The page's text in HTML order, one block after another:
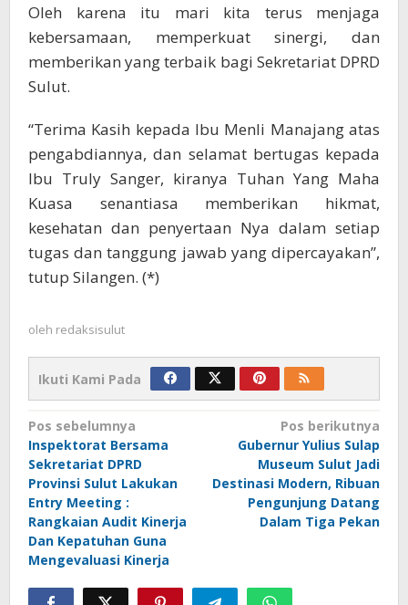
Oleh karena itu mari kita terus menjaga
kebersamaan, memperkuat sinergi, dan
memberikan yang terbaik bagi Sekretariat DPRD
Sulut.
“Terima Kasih kepada Ibu Menli Manajang atas
pengabdiannya, dan selamat bertugas kepada
Ibu Truly Sanger, kiranya Tuhan Yang Maha
Kuasa senantiasa memberikan hikmat,
kesehatan dan penyertaan Nya dalam setiap
tugas dan tanggung jawab yang dipercayakan”,
tutup Silangen. (*)
oleh redaksisulut
Ikuti Kami Pada
Navigasi
pos
Pos sebelumnya
Inspektorat Bersama
Sekretariat DPRD
Provinsi Sulut Lakukan
Entry Meeting :
Rangkaian Audit Kinerja
Dan Kepatuhan Guna
Mengevaluasi Kinerja
Pos berikutnya
Gubernur Yulius Sulap
Museum Sulut Jadi
Destinasi Modern, Ribuan
Pengunjung Datang
Dalam Tiga Pekan